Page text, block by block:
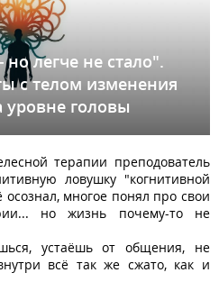
легче не стало".
с телом изменения
уровне головы
терапии преподователь
ловушку "когнитивной
многое понял про свои
но жизнь почему-то не
устаёшь от общения, не
всё так же сжато, как и